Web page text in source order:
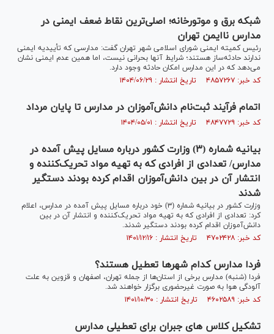
شبکه برق و موتورخانه؛ اصلی‌ترین نقاط ضعف ایمنی در
مدارس ناایمن تهران
رئیس کمیته ایمنی شورای اسلامی شهر تهران گفت: مدارسی که تأییدیه ایمنی
ندارند حادثه‌ساز هستند؛ شرایط آنها بحرانی نیست، اما همین عدم ایمنی نشان
می‌دهد که در این مدارس امکان حادثه وجود دارد.
کد خبر: ۴۸۵۷۲۶۷ تاریخ انتشار : ۱۴۰۴/۰۶/۲۹
اتمام فرآیند ثبت‌نام دانش‌آموزان در مدارس تا پایان مرداد
کد خبر: ۴۸۴۷۷۲۹ تاریخ انتشار : ۱۴۰۴/۰۵/۰۱
بیانیه شماره (۳) وزارت کشور درباره مسایل پیش آمده در
مدارس/ تعدادی از افرادی که به تهیه مواد تحریک‌کننده و
انتشار آن در بین دانش‌آموزان اقدام کرده بودند دستگیر
شدند
وزارت کشور در بیانیه شماره (۳) خود درباره مسایل پیش آمده در مدارس، اعلام
کرد: تعدادی از افرادی که به تهیه مواد تحریک‌کننده و انتشار آن در بین
دانش‌آموزان اقدام کرده بودند دستگیر شدند.
کد خبر: ۴۷۰۲۴۲۸ تاریخ انتشار : ۱۴۰۱/۱۲/۱۶
فردا مدارس کدام شهر‌ها تعطیل هستند؟
فردا (شنبه) مدارس برخی از استان‌ها از جمله تهران، اصفهان و قزوین به علت
آلودگی هوا به صورت غیرحضوری برگزار خواهند شد.
کد خبر: ۴۶۰۲۵۸۹ تاریخ انتشار : ۱۴۰۱/۱۰/۳۰
تشکیل کلاس های جبران برای تعطیلی مدارس